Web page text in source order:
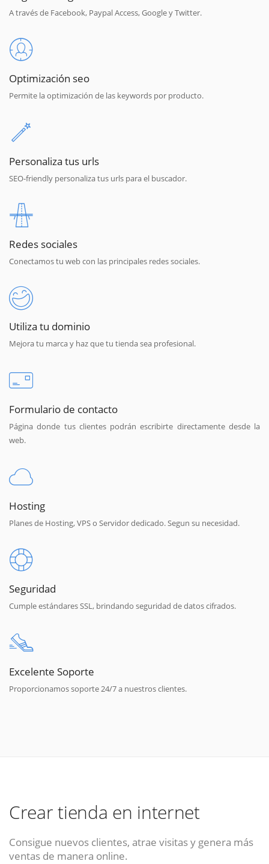
A través de Facebook, Paypal Access, Google y Twitter.
Optimización seo
Permite la optimización de las keywords por producto.
Personaliza tus urls
SEO-friendly personaliza tus urls para el buscador.
Redes sociales
Conectamos tu web con las principales redes sociales.
Utiliza tu dominio
Mejora tu marca y haz que tu tienda sea profesional.
Formulario de contacto
Página donde tus clientes podrán escribirte directamente desde la
web.
Hosting
Planes de Hosting, VPS o Servidor dedicado. Segun su necesidad.
Seguridad
Cumple estándares SSL, brindando seguridad de datos cifrados.
Excelente Soporte
Proporcionamos soporte 24/7 a nuestros clientes.
Crear tienda en internet
Consigue nuevos clientes, atrae visitas y genera más
ventas de manera online.